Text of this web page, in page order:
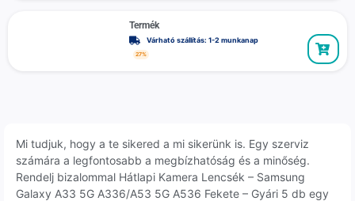
Termék
Várható szállítás: 1-2 munkanap
27%
Mi tudjuk, hogy a te sikered a mi sikerünk is. Egy szerviz
számára a legfontosabb a megbízhatóság és a minőség.
Rendelj bizalommal Hátlapi Kamera Lencsék – Samsung
Galaxy A33 5G A336/A53 5G A536 Fekete – Gyári 5 db egy